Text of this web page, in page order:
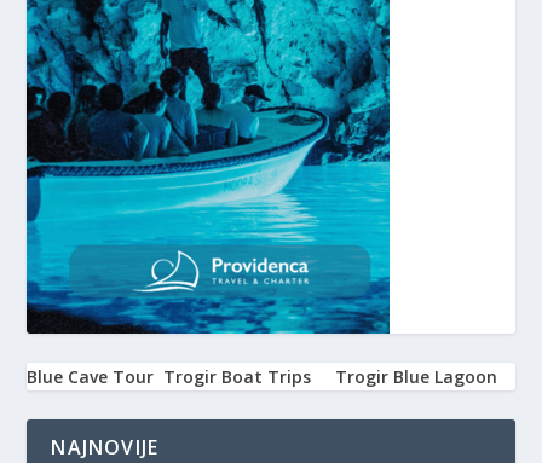
Blue Cave Tour Trogir Boat Trips Trogir Blue Lagoon
NAJNOVIJE